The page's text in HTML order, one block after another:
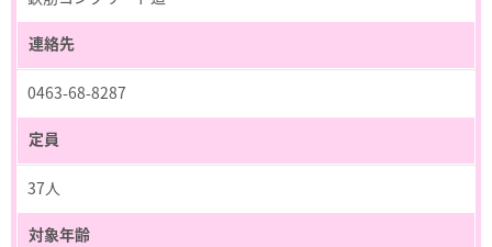
連絡先
0463-68-8287
定員
37人
対象年齢